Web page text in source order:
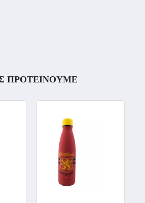
ΠΡΟΤΕΙΝΟΥΜΕ